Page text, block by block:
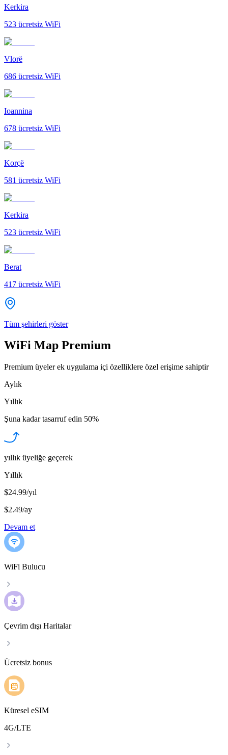
Kerkira
523 ücretsiz WiFi
Vlorë
686 ücretsiz WiFi
Ioannina
678 ücretsiz WiFi
Korçë
581 ücretsiz WiFi
Kerkira
523 ücretsiz WiFi
Berat
417 ücretsiz WiFi
Tüm şehirleri göster
WiFi Map Premium
Premium üyeler ek uygulama içi özelliklere özel erişime sahiptir
Aylık
Yıllık
Şuna kadar tasarruf edin 50%
yıllık üyeliğe geçerek
Yıllık
$24.99/yıl
$2.49/ay
Devam et
WiFi Bulucu
Çevrim dışı Haritalar
Ücretsiz bonus
Küresel eSIM
4G/LTE